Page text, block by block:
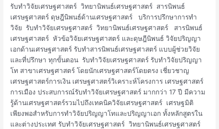
รับทำวิจัยเศรษฐศาสตร์ วิทยานิพนธ์เศรษฐศาสตร์ สารนิพนธ์
เศรษฐศาสตร์ ดุษฎีนิพนธ์ด้านเศรษฐศาสตร์ บริการปรึกษาการทำ
วิจัย รับทำวิจัยเศรษฐศาสตร์ วิทยานิพนธ์เศรษฐศาสตร์ สารนิพนธ์
เศรษฐศาสตร์ หัวข้อวิจัยเศรษฐศาสตร์ และดุษฎีนิพนธ์ วิจัยปริญญา
เอกด้านเศรษฐศาสตร์ รับทำสารนิพนธ์เศรษฐศาสตร์ แบบผู้ช่วยวิจัย
และที่ปรึกษา ทุกขั้นตอน รับทำวิจัยเศรษฐศาสตร์ รับทำวิจัยปริญญา
โท สาขาเศรษฐศาสตร์ โดยนักเศรษฐศาสตร์โดยตรง เชี่ยวชาญ
เศรษฐศาสตร์การเงิน เศรษฐศาสตร์วิเคราะห์โครงการ เศรษฐศาสตร์
การเมือง ประสบการณ์รับทำวิจัยเศรษฐศาสตร์ มากกว่า 17 ปี มีความ
รู้ด้านเศรษฐศาสตร์รวมไปถึงเทคนิควิจัยเศรษฐศาสตร์ เศรษฐมิติ
เพียงพอสำหรับการทำวิจัยปริญญาโทและปริญญาเอก ทั้งหลักสูตรใน
และต่างประเทศ รับทำวิจัยเศรษฐศาสตร์ วิทยานิพนธ์เศรษฐศาสตร์
เศรษฐศาสตร์